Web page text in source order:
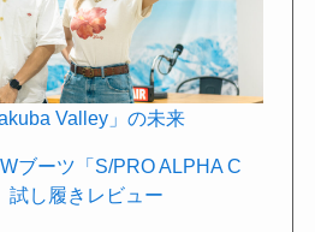
Valley」の未来
ブーツ「S/PRO ALPHA C
試し履きレビュー